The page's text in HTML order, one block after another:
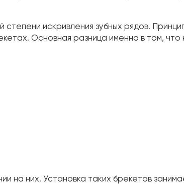
искривления зубных рядов.
Основная разница именно в том, что
на них. Установка таких брекетов